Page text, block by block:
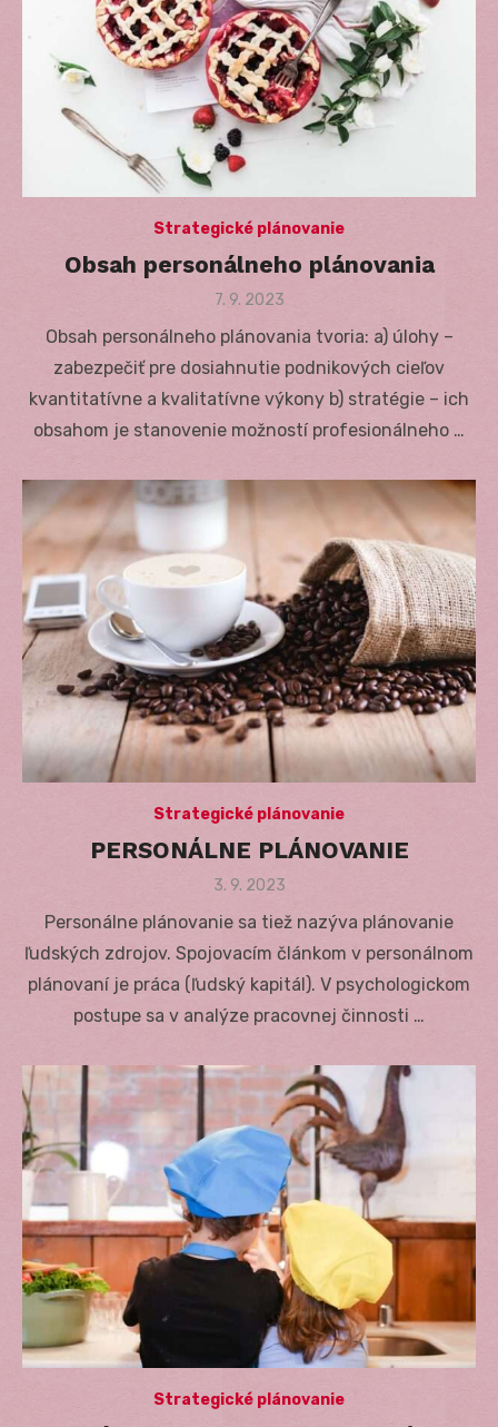
Strategické plánovanie
Obsah personálneho plánovania
Posted
7. 9. 2023
Obsah personálneho plánovania tvoria: a) úlohy –
zabezpečiť pre dosiahnutie podnikových cieľov
kvantitatívne a kvalitatívne výkony b) stratégie – ich
obsahom je stanovenie možností profesionálneho …
Strategické plánovanie
PERSONÁLNE PLÁNOVANIE
Posted
3. 9. 2023
Personálne plánovanie sa tiež nazýva plánovanie
ľudských zdrojov. Spojovacím článkom v personálnom
plánovaní je práca (ľudský kapitál). V psychologickom
postupe sa v analýze pracovnej činnosti …
Strategické plánovanie